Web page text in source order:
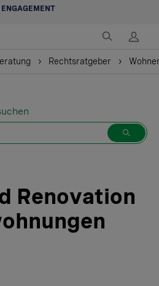
ENGAGEMENT
Rechtsratgeber
Renovation
der Vermieter, ob er seine